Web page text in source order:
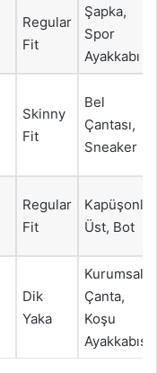
Regular
Fit
Şapka,
Spor
Ayakkabı
Skinny
Fit
Bel
Çantası,
Sneaker
Regular
Fit
Kapüşonlu
Üst, Bot
Dik
Yaka
Kurumsal
Çanta,
Koşu
Ayakkabısı